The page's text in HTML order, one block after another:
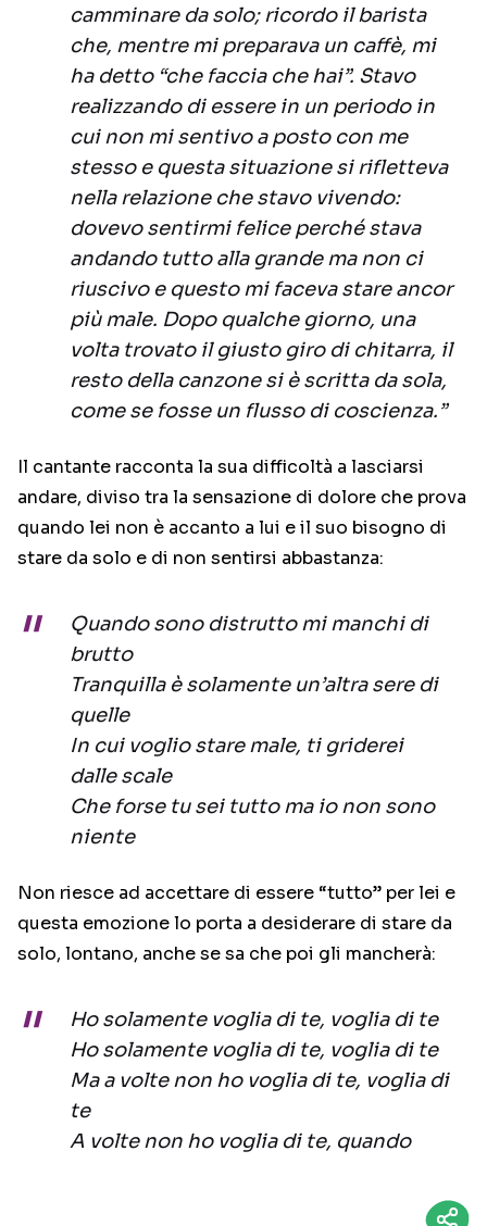
camminare da solo; ricordo il barista
che, mentre mi preparava un caffè, mi
ha detto “che faccia che hai”. Stavo
realizzando di essere in un periodo in
cui non mi sentivo a posto con me
stesso e questa situazione si rifletteva
nella relazione che stavo vivendo:
dovevo sentirmi felice perché stava
andando tutto alla grande ma non ci
riuscivo e questo mi faceva stare ancor
più male. Dopo qualche giorno, una
volta trovato il giusto giro di chitarra, il
resto della canzone si è scritta da sola,
come se fosse un flusso di coscienza.”
Il cantante racconta la sua difficoltà a lasciarsi
andare, diviso tra la sensazione di dolore che prova
quando lei non è accanto a lui e il suo bisogno di
stare da solo e di non sentirsi abbastanza:
Quando sono distrutto mi manchi di
brutto
Tranquilla è solamente un’altra sere di
quelle
In cui voglio stare male, ti griderei
dalle scale
Che forse tu sei tutto ma io non sono
niente
Non riesce ad accettare di essere “tutto” per lei e
questa emozione lo porta a desiderare di stare da
solo, lontano, anche se sa che poi gli mancherà:
Ho solamente voglia di te, voglia di te
Ho solamente voglia di te, voglia di te
Ma a volte non ho voglia di te, voglia di
te
A volte non ho voglia di te, quando